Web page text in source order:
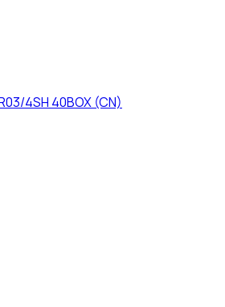
4SH 40BOX (CN)